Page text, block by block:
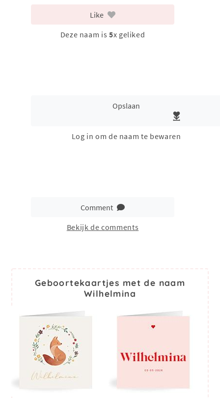
Like
Deze naam is 5x geliked
Opslaan
Log in om de naam te bewaren
Comment
Bekijk de comments
Geboortekaartjes met de naam
Wilhelmina